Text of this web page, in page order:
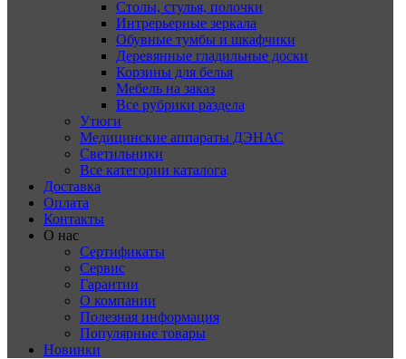
Столы, стулья, полочки
Интрерьерные зеркала
Обувные тумбы и шкафчики
Деревянные гладильные доски
Корзины для белья
Мебель на заказ
Все рубрики раздела
Утюги
Медицинские аппараты ДЭНАС
Светильники
Все категории каталога
Доставка
Оплата
Контакты
О нас
Сертификаты
Сервис
Гарантии
О компании
Полезная информация
Популярные товары
Новинки